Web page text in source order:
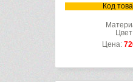
Код
Цена: